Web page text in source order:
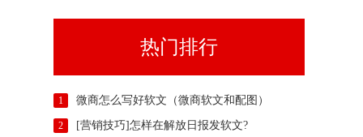
热门排行
1 微商怎么写好软文（微商软文和配图）
2 [营销技巧]怎样在解放日报发软文?